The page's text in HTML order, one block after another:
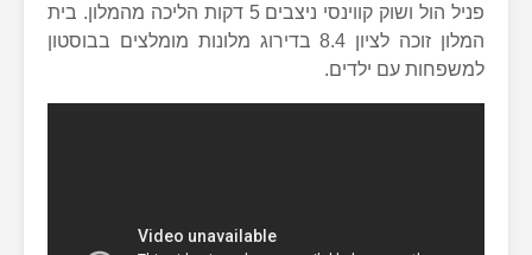
פניל הול ושוק קווינסי ניצבים 5 דקות הליכה מהמלון. בית
המלון זוכה לציון 8.4 בדירוג מלונות מומלצים בבוסטון
למשפחות עם ילדים.